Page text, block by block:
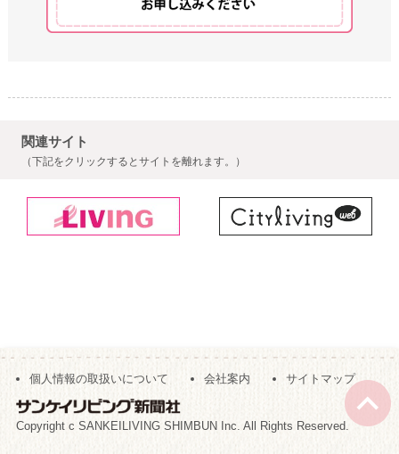
関連サイト
（下記をクリックするとサイトを離れます。）
個人情報の取扱いについて 会社案内 サイトマップ
Copyright c SANKEILIVING SHIMBUN Inc. All Rights Reserved.